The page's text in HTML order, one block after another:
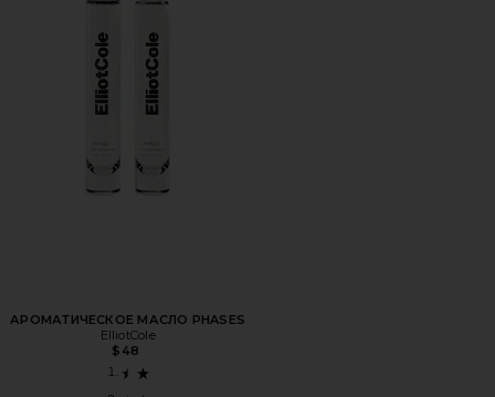
АРОМАТИЧЕСКОЕ МАСЛО PHASES
ElliotCole
$48